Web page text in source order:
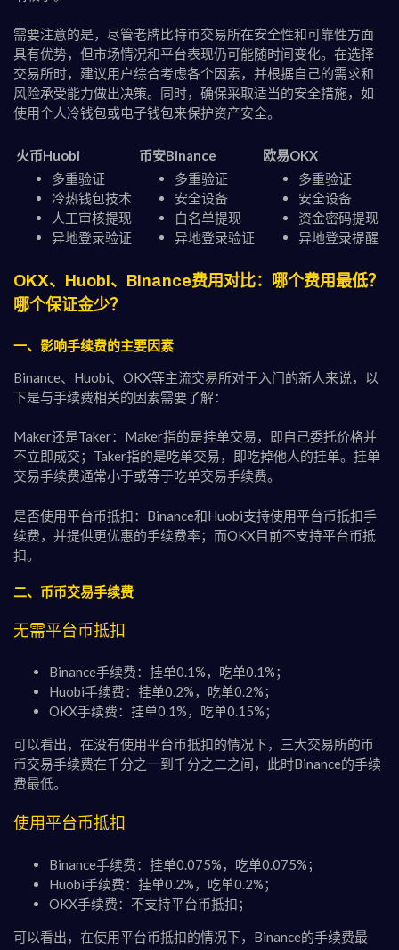
需要注意的是，尽管老牌比特币交易所在安全性和可靠性方面
具有优势，但市场情况和平台表现仍可能随时间变化。在选择
交易所时，建议用户综合考虑各个因素，并根据自己的需求和
风险承受能力做出决策。同时，确保采取适当的安全措施，如
使用个人冷钱包或电子钱包来保护资产安全。
火币Huobi 币安Binance
欧易OKX
多重验证
冷热钱包技术
人工审核提现
异地登录验证
多重验证
安全设备
白名单提现
异地登录验证
多重验证
安全设备
资金密码提现
异地登录提醒
OKX、Huobi、Binance费用对比：哪个费用最低？
哪个保证金少？
一、影响手续费的主要因素
Binance、Huobi、OKX等主流交易所对于入门的新人来说，以
下是与手续费相关的因素需要了解：
Maker还是Taker：Maker指的是挂单交易，即自己委托价格并
不立即成交；Taker指的是吃单交易，即吃掉他人的挂单。挂单
交易手续费通常小于或等于吃单交易手续费。
是否使用平台币抵扣：Binance和Huobi支持使用平台币抵扣手
续费，并提供更优惠的手续费率；而OKX目前不支持平台币抵
扣。
二、币币交易手续费
无需平台币抵扣
Binance手续费：挂单0.1%，吃单0.1%；
Huobi手续费：挂单0.2%，吃单0.2%；
OKX手续费：挂单0.1%，吃单0.15%；
可以看出，在没有使用平台币抵扣的情况下，三大交易所的币
币交易手续费在千分之一到千分之二之间，此时Binance的手续
费最低。
使用平台币抵扣
Binance手续费：挂单0.075%，吃单0.075%；
Huobi手续费：挂单0.2%，吃单0.2%；
OKX手续费：不支持平台币抵扣；
可以看出，在使用平台币抵扣的情况下，Binance的手续费最